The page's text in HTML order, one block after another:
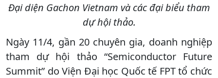
Đại diện Gachon Vietnam và các đại biểu tham
dự hội thảo.
Ngày 11/4, gần 20 chuyên gia, doanh nghiệp
tham dự hội thảo “Semiconductor Future
Summit” do Viện Đại học Quốc tế FPT tổ chức